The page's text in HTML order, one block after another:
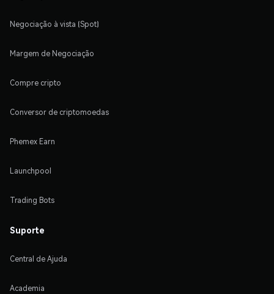
Negociação à vista (Spot)
Margem de Negociação
Compre cripto
Conversor de criptomoedas
Phemex Earn
Launchpool
Trading Bots
Suporte
Central de Ajuda
Academia